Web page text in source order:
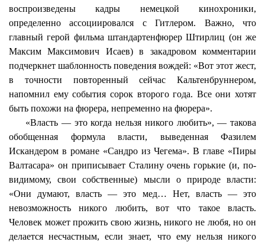
воспроизведены кадры немецкой кинохроники,
определенно ассоциировался с Гитлером. Важно, что
главный герой фильма штандартенфюрер Штирлиц (он же
Максим Максимович Исаев) в закадровом комментарии
подчеркнет шаблонность поведения вождей: «Вот этот жест,
в точности повторенный сейчас Кальтенбруннером,
напомнил ему события сорок второго года. Все они хотят
быть похожи на фюрера, непременно на фюрера».
«Власть — это когда нельзя никого любить», — такова
обобщенная формула власти, выведенная Фазилем
Искандером в романе «Сандро из Чегема». В главе «Пиры
Валтасара» он приписывает Сталину очень горькие (и, по-
видимому, свои собственные) мысли о природе власти:
«Они думают, власть — это мед… Нет, власть — это
невозможность никого любить, вот что такое власть.
Человек может прожить свою жизнь, никого не любя, но он
делается несчастным, если знает, что ему нельзя никого